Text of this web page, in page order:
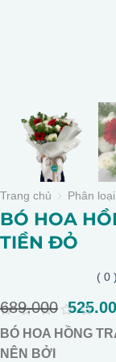
Trang chủ Phân loại
BÓ HOA
TIỀN ĐỎ
0
out
of
( 0 )
689.000 Giá
gốc
là:
BÓ HOA HỒNG
NÊN BỞI